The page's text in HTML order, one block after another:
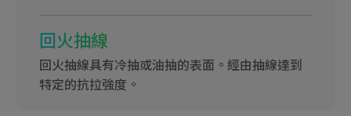
回火抽線
回火抽線具有冷抽或油抽的表面。經由抽線達到
特定的抗拉強度。